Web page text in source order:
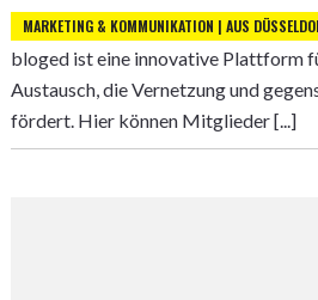
MARKETING & KOMMUNIKATION | AUS
bloged ist eine innovative Plattform
Austausch, die Vernetzung und
fördert. Hier können Mitglieder [...]